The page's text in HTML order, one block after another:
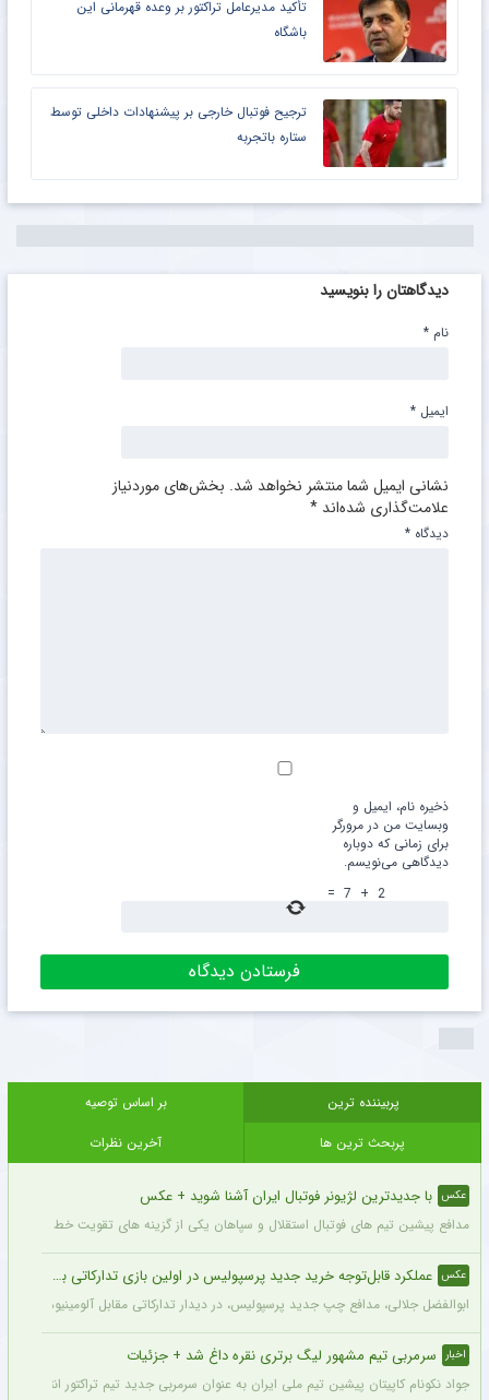
تأکید مدیرعامل تراکتور بر وعده قهرمانی این
باشگاه
ترجیح فوتبال خارجی بر پیشنهادات داخلی توسط
ستاره باتجربه
دیدگاهتان را بنویسید
نشانی ایمیل شما منتشر نخواهد شد. بخش‌های موردنیاز
علامت‌گذاری شده‌اند *
دیدگاه *
نام *
ایمیل *
ذخیره نام، ایمیل و
وبسایت من در مرورگر
برای زمانی که دوباره
دیدگاهی می‌نویسم.
2
+
7
=
پربیننده ترین
بر اساس توصیه
پربحث ترین ها
آخرین نظرات
عکس با جدیدترین لژیونر فوتبال ایران آشنا شوید + عکس
مدافع پیشین تیم های فوتبال استقلال و سپاهان یکی از گزینه های تقویت خط دفاعی
عکس عملکرد قابل‌توجه خرید جدید پرسپولیس در اولین بازی تدارکاتی برای این تیم + عکس
ابوالفضل جلالی، مدافع چپ جدید پرسپولیس، در دیدار تدارکاتی مقابل آلومینیوم
اخبار سرمربی تیم مشهور لیگ برتری نقره داغ شد + جزئیات
جواد نکونام کاپیتان پیشین تیم ملی ایران به عنوان سرمربی جدید تیم تراکتور انتخاب شد.